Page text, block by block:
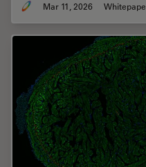
Mar 11, 2026